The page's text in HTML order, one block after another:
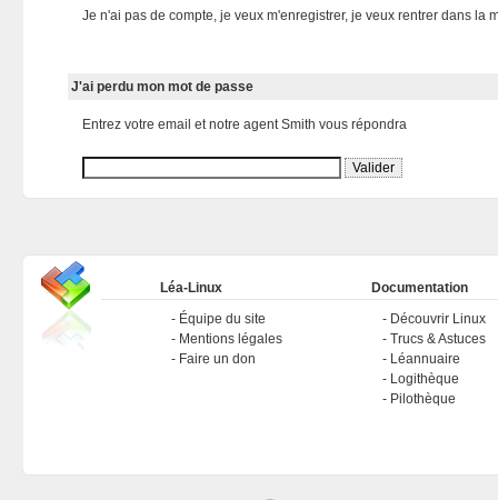
Je n'ai pas de compte, je veux m'enregistrer, je veux rentrer dans la
J'ai perdu mon mot de passe
Entrez votre email et notre agent Smith vous répondra
Léa-Linux
Équipe du site
Mentions légales
Faire un don
Documentation
Découvrir Linux
Trucs & Astuces
Léannuaire
Logithèque
Pilothèque